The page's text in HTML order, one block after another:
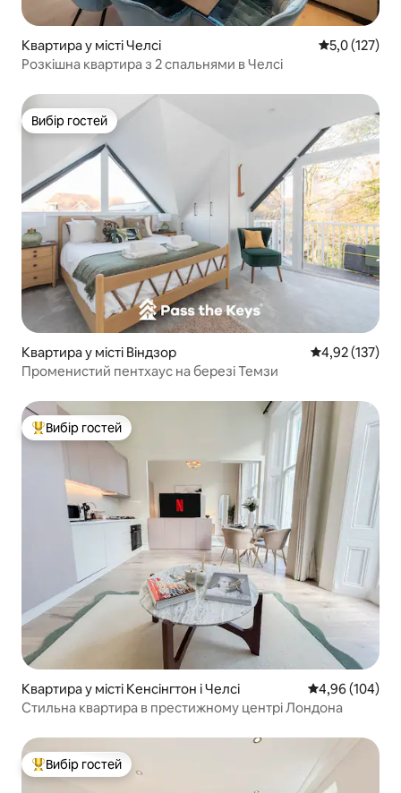
Квартира у місті Челсі Середня
5,0 (127)
Розкішна квартира з 2 спальнями в Челсі
Вибір гостей
Вибір гостей
Квартира у місті Віндзор Середня
4,92 (137)
Променистий пентхаус на березі Темзи
Топ вибір гостей
Вибір гостей
Квартира у місті Кенсінгтон і Челсі Середня
4,96 (104)
Стильна квартира в престижному центрі Лондона
Топ вибір гостей
Вибір гостей